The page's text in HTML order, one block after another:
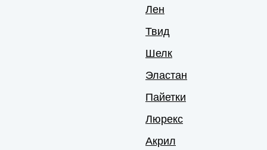
Лен
Твид
Шелк
Эластан
Пайетки
Люрекс
Акрил